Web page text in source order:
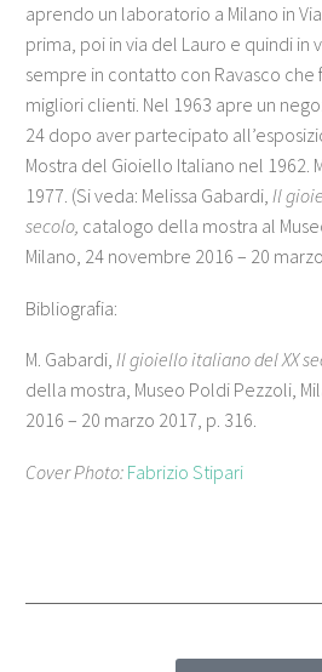
aprendo un laboratorio a Milano in
prima, poi in via del Lauro e quindi in
sempre in contatto con Ravasco che
migliori clienti. Nel 1963 apre un
24 dopo aver partecipato
Mostra del Gioiello Italiano nel 1962.
1977. (Si veda: Melissa Gabardi, Il
secolo, catalogo della mostra al
Milano, 24 novembre 2016 – 20
Bibliografia:
M. Gabardi, Il gioiello italiano del XX
della mostra, Museo Poldi Pezzoli,
2016 – 20 marzo 2017, p. 316.
Cover Photo: Fabrizio Stipari